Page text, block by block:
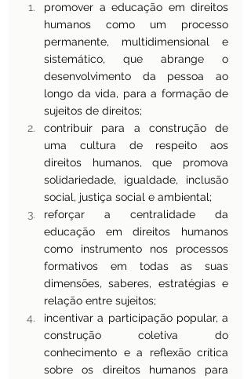
promover a educação em direitos
humanos como um processo
permanente, multidimensional e
sistemático, que abrange o
desenvolvimento da pessoa ao
longo da vida, para a formação de
sujeitos de direitos;
contribuir para a construção de
uma cultura de respeito aos
direitos humanos, que promova
solidariedade, igualdade, inclusão
social, justiça social e ambiental;
reforçar a centralidade da
educação em direitos humanos
como instrumento nos processos
formativos em todas as suas
dimensões, saberes, estratégias e
relação entre sujeitos;
incentivar a participação popular, a
construção coletiva do
conhecimento e a reflexão crítica
sobre os direitos humanos para